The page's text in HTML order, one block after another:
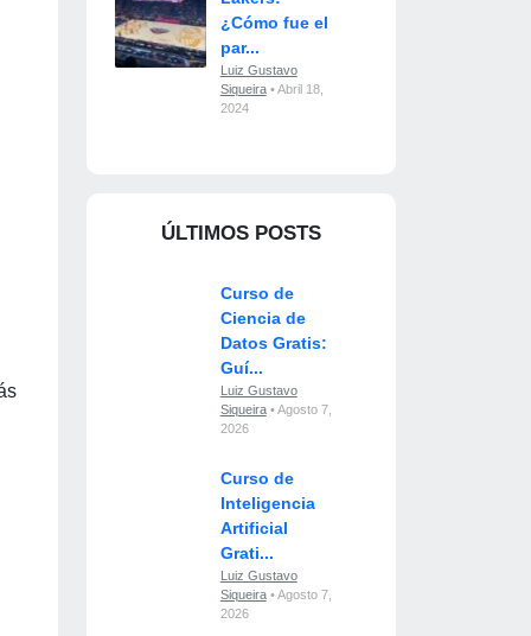
¿Cómo fue el
par...
Luiz Gustavo
Siqueira• Abril 18,
2024
ÚLTIMOS POSTS
Curso de
Ciencia de
Datos Gratis:
Guí...
Luiz Gustavo
Siqueira• Agosto 7,
2026
Curso de
Inteligencia
Artificial
Grati...
Luiz Gustavo
Siqueira• Agosto 7,
2026